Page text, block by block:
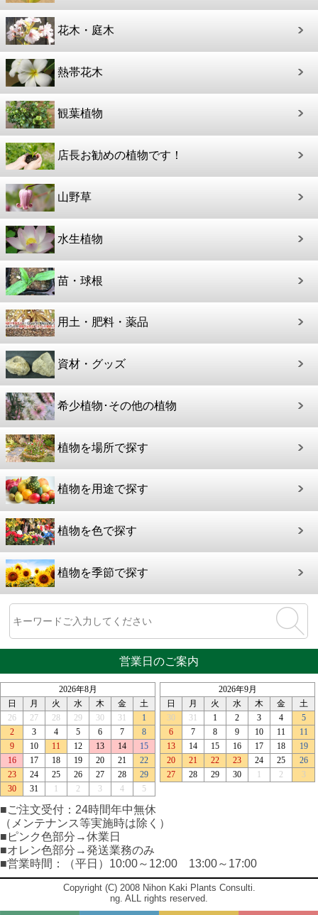
花木・庭木
熱帯花木
観葉植物
店長お勧めの植物です！
山野草
水生植物
苗・球根
用土・肥料・薬品
資材・グッズ
希少植物･その他の植物
植物を場所で探す
植物を用途で探す
植物を色で探す
植物を季節で探す
営業日のご案内
■ご注文受付：24時間年中無休
（メンテナンス等実施時は除く）
■ピンク色部分→休業日
■オレン色部分→発送業務のみ
■営業時間：（平日）10:00～12:00 13:00～17:00
Copyright (C) 2008 Nihon Kaki Plants Consulti.
ng. ALL rights reserved.